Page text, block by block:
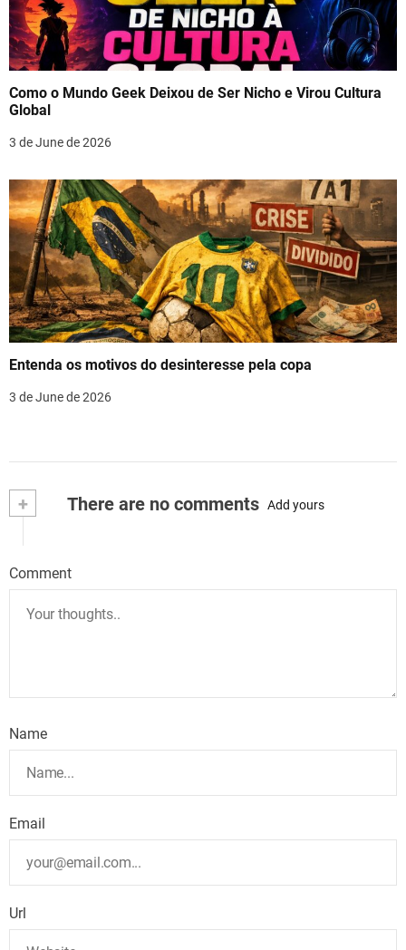
Como o Mundo Geek Deixou de Ser Nicho e Virou Cultura
Global
3 de June de 2026
Entenda os motivos do desinteresse pela copa
3 de June de 2026
+ There are no comments Add yours
Comment
Name
Email
Url